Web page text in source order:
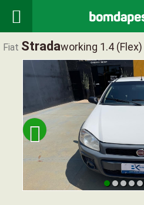

Fiat StradaWorking 1.4 (flex)
